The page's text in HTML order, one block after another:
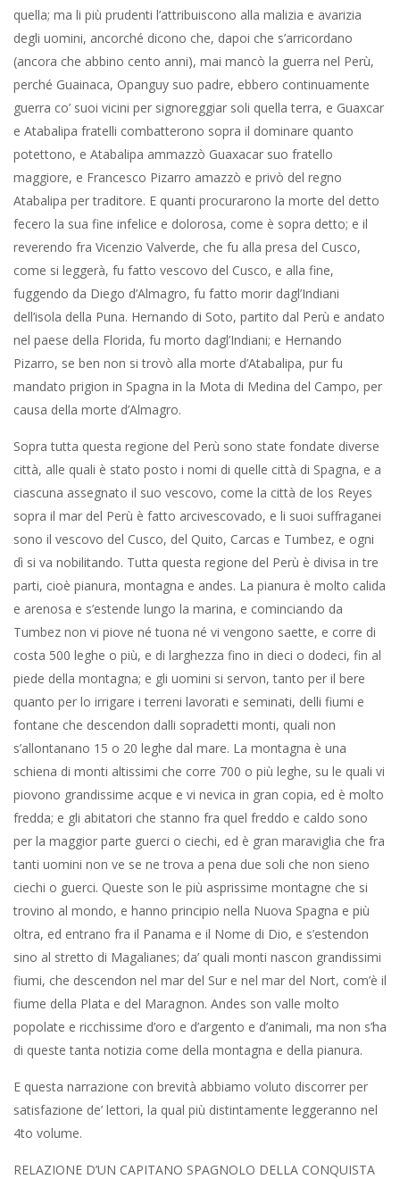
quella; ma li più prudenti l’attribuiscono alla malizia e avarizia
degli uomini, ancorché dicono che, dapoi che s’arricordano
(ancora che abbino cento anni), mai mancò la guerra nel Perù,
perché Guainaca, Opanguy suo padre, ebbero continuamente
guerra co’ suoi vicini per signoreggiar soli quella terra, e Guaxcar
e Atabalipa fratelli combatterono sopra il dominare quanto
potettono, e Atabalipa ammazzò Guaxacar suo fratello
maggiore, e Francesco Pizarro amazzò e privò del regno
Atabalipa per traditore. E quanti procurarono la morte del detto
fecero la sua fine infelice e dolorosa, come è sopra detto; e il
reverendo fra Vicenzio Valverde, che fu alla presa del Cusco,
come si leggerà, fu fatto vescovo del Cusco, e alla fine,
fuggendo da Diego d’Almagro, fu fatto morir dagl’Indiani
dell’isola della Puna. Hernando di Soto, partito dal Perù e andato
nel paese della Florida, fu morto dagl’Indiani; e Hernando
Pizarro, se ben non si trovò alla morte d’Atabalipa, pur fu
mandato prigion in Spagna in la Mota di Medina del Campo, per
causa della morte d’Almagro.
Sopra tutta questa regione del Perù sono state fondate diverse
città, alle quali è stato posto i nomi di quelle città di Spagna, e a
ciascuna assegnato il suo vescovo, come la città de los Reyes
sopra il mar del Perù è fatto arcivescovado, e li suoi suffraganei
sono il vescovo del Cusco, del Quito, Carcas e Tumbez, e ogni
dì si va nobilitando. Tutta questa regione del Perù è divisa in tre
parti, cioè pianura, montagna e andes. La pianura è molto calida
e arenosa e s’estende lungo la marina, e cominciando da
Tumbez non vi piove né tuona né vi vengono saette, e corre di
costa 500 leghe o più, e di larghezza fino in dieci o dodeci, fin al
piede della montagna; e gli uomini si servon, tanto per il bere
quanto per lo irrigare i terreni lavorati e seminati, delli fiumi e
fontane che descendon dalli sopradetti monti, quali non
s’allontanano 15 o 20 leghe dal mare. La montagna è una
schiena di monti altissimi che corre 700 o più leghe, su le quali vi
piovono grandissime acque e vi nevica in gran copia, ed è molto
fredda; e gli abitatori che stanno fra quel freddo e caldo sono
per la maggior parte guerci o ciechi, ed è gran maraviglia che fra
tanti uomini non ve se ne trova a pena due soli che non sieno
ciechi o guerci. Queste son le più asprissime montagne che si
trovino al mondo, e hanno principio nella Nuova Spagna e più
oltra, ed entrano fra il Panama e il Nome di Dio, e s’estendon
sino al stretto di Magalianes; da’ quali monti nascon grandissimi
fiumi, che descendon nel mar del Sur e nel mar del Nort, com’è il
fiume della Plata e del Maragnon. Andes son valle molto
popolate e ricchissime d’oro e d’argento e d’animali, ma non s’ha
di queste tanta notizia come della montagna e della pianura.
E questa narrazione con brevità abbiamo voluto discorrer per
satisfazione de’ lettori, la qual più distintamente leggeranno nel
4to volume.
RELAZIONE D’UN CAPITANO SPAGNOLO DELLA CONQUISTA